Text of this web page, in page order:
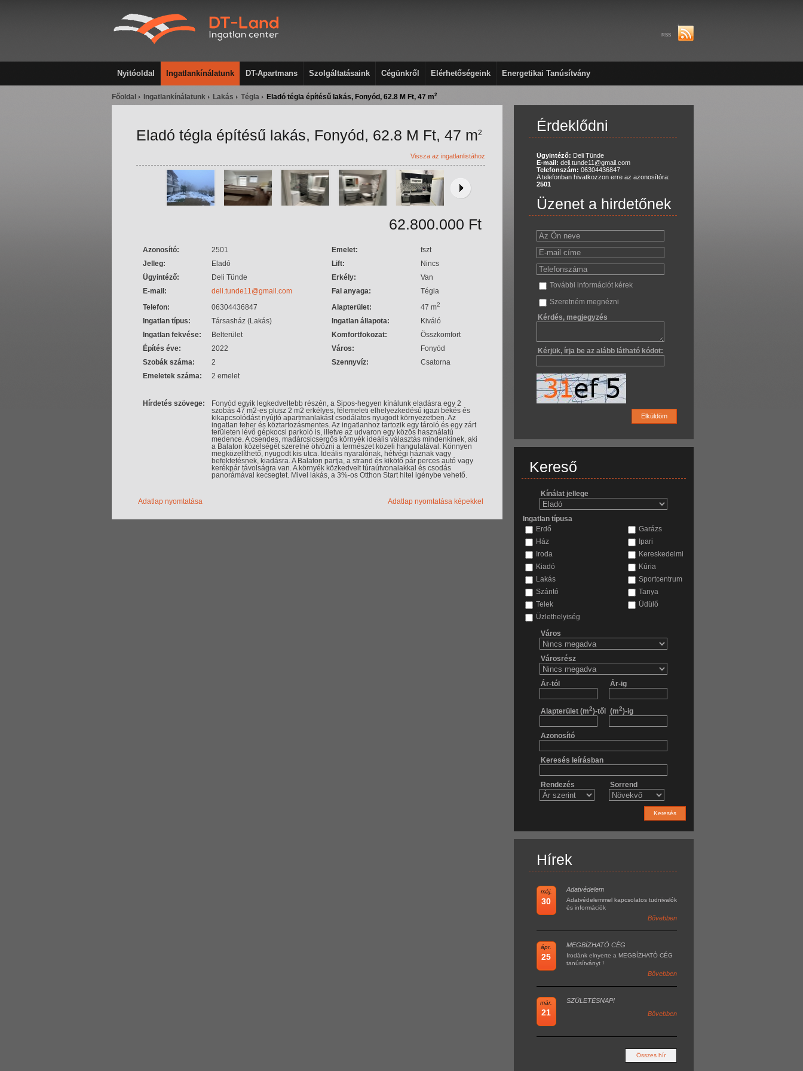
RSS
Nyitóoldal Ingatlankínálatunk DT-Apartmans Szolgáltatásaink Cégünkről Elérhetőségeink Energetikai Tanúsítvány
Főoldal Ingatlankínálatunk Lakás Tégla Eladó tégla építésű lakás, Fonyód, 62.8 M Ft, 47 m2
Eladó tégla építésű lakás, Fonyód, 62.8 M Ft, 47 m2
Vissza az ingatlanlistához
62.800.000 Ft
Azonosító: 2501 Emelet:
fszt
Jelleg:
Eladó Lift:
Nincs
Ügyintéző:
Deli Tünde Erkély:
Van
E-mail:
deli.tunde11@gmail.com Fal anyaga:
Tégla
Telefon:
06304436847 Alapterület: 47 m2
Ingatlan típus: Társasház (Lakás) Ingatlan állapota:
Kiváló
Ingatlan fekvése:
Belterület Komfortfokozat:
Összkomfort
Építés éve:
2022 Város:
Fonyód
Szobák száma:
2 Szennyvíz:
Csatorna
Emeletek száma:
2 emelet
Hírdetés szövege:
Fonyód egyik legkedveltebb részén, a Sipos-hegyen kínálunk eladásra egy 2
szobás 47 m2-es plusz 2 m2 erkélyes, félemeleti elhelyezkedésű igazi békés és
kikapcsolódást nyújtó apartmanlakást csodálatos nyugodt környezetben. Az
ingatlan teher és köztartozásmentes. Az ingatlanhoz tartozik egy tároló és egy zárt
területen lévő gépkocsi parkoló is, illetve az udvaron egy közös használatú
medence. A csendes, madárcsicsergős környék ideális választás mindenkinek, aki
a Balaton közelségét szeretné ötvözni a természet közeli hangulatával. Könnyen
megközelíthető, nyugodt kis utca. Ideális nyaralónak, hétvégi háznak vagy
befektetésnek, kiadásra. A Balaton partja, a strand és kikötő pár perces autó vagy
kerékpár távolságra van. A környék közkedvelt túraútvonalakkal és csodás
panorámával kecsegtet. Mivel lakás, a 3%-os Otthon Start hitel igénybe vehető.
Adatlap nyomtatása Adatlap nyomtatása képekkel
Érdeklődni
Ügyintéző: Deli Tünde
E-mail: deli.tunde11@gmail.com
Telefonszám: 06304436847
A telefonban hivatkozzon erre az azonosítóra:
2501
Üzenet a hirdetőnek
További információt kérek
Szeretném megnézni
Kérdés, megjegyzés
Kérjük, írja be az alább látható kódot:
Elküldöm
Kereső
Kínálat jellege
Ingatlan típusa
Erdő
Garázs
Ház
Ipari
Iroda
Kereskedelmi
Kiadó
Kúria
Lakás
Sportcentrum
Szántó
Tanya
Telek
Üdülő
Üzlethelyiség
Város
Városrész
Ár-tól Ár-ig
Alapterület (m2)-től (m2)-ig
Azonosító
Keresés leírásban
Rendezés Sorrend
Keresés
Hírek
máj.
30
Adatvédelem
Adatvédelemmel kapcsolatos tudnivalók
és információk
Bővebben
ápr.
25
MEGBÍZHATÓ CÉG
Irodánk elnyerte a MEGBÍZHATÓ CÉG
tanúsítványt !
Bővebben
már.
21
SZÜLETÉSNAP!
Bővebben
Összes hír